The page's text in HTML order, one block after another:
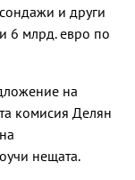
и други
6 млрд. евро по
на
комисия Делян
нещата.